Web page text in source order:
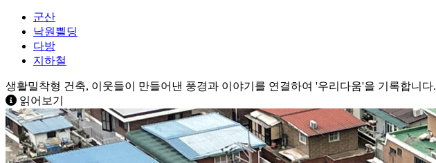
군산
낙원쁼딩
다방
지하철
생활밀착형 건축, 이웃들이 만들어낸 풍경과 이야기를 연결하여 '우리다움'을 기록합니다.
읽어보기